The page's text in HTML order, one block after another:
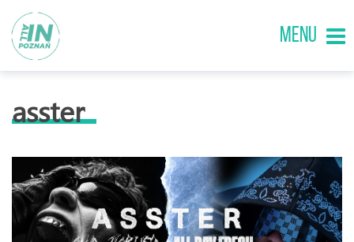
MENU
asster